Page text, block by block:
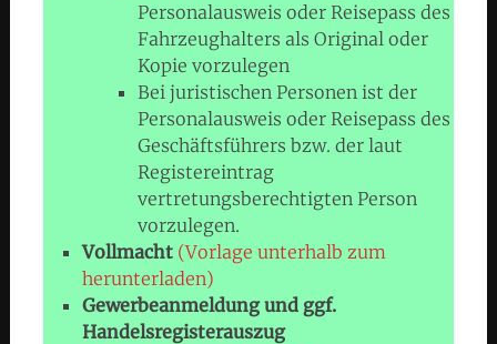
Personalausweis oder Reisepass des
Fahrzeughalters als Original oder
Kopie vorzulegen
Bei juristischen Personen ist der
Personalausweis oder Reisepass des
Geschäftsführers bzw. der laut
Registereintrag
vertretungsberechtigten Person
vorzulegen.
Vollmacht (Vorlage unterhalb zum
herunterladen)
Gewerbeanmeldung und ggf.
Handelsregisterauszug